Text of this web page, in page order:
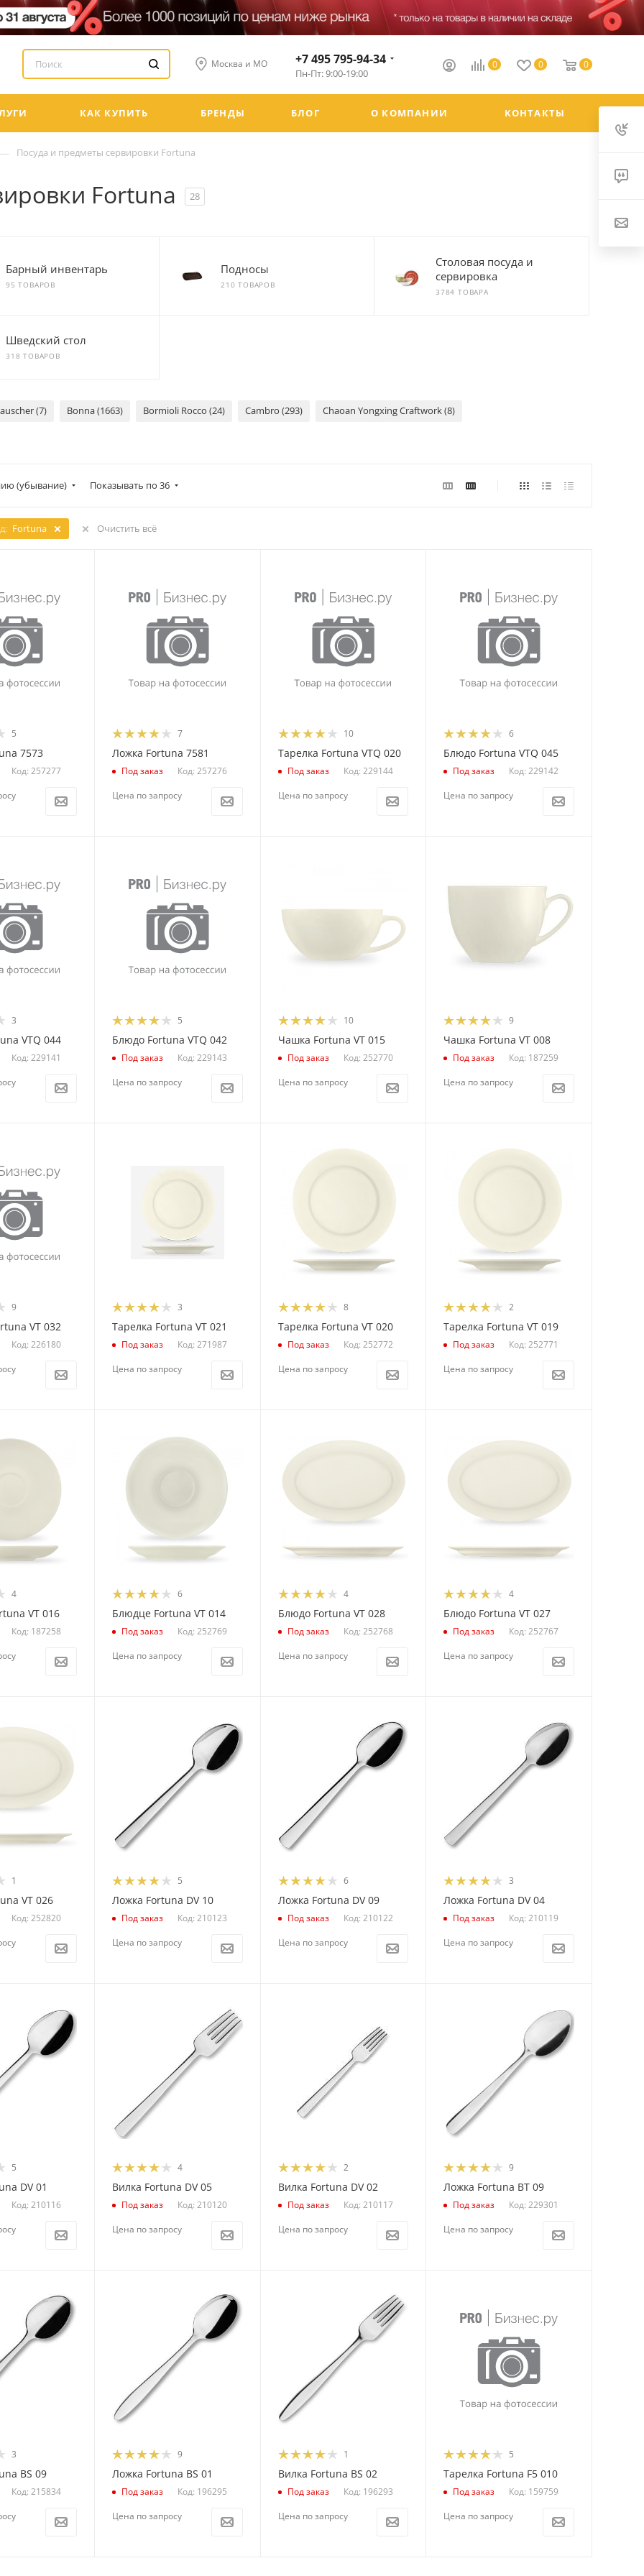
Москва и МО 0 0 0
+7 495 795-94-34
Пн-Пт: 9:00-19:00
КАК КУПИТЬ БРЕНДЫ БЛОГ О КОМПАНИИ КОНТАКТЫ
— Посуда и предметы сервировки Fortuna
Fortuna 28
Барный инвентарь
95 ТОВАРОВ
Подносы
210 ТОВАРОВ
Столовая посуда и
сервировка
3784 ТОВАРА
Шведский стол
318 ТОВАРОВ
(7) Bonna (1663) Bormioli Rocco (24) Cambro (293) Chaoan Yongxing Craftwork (8)
(убывание) Показывать по 36
Fortuna Очистить всё
5
7573
Код: 257277
7
Ложка Fortuna 7581
Под заказ Код: 257276
Цена по запросу
10
Тарелка Fortuna VTQ 020
Под заказ Код: 229144
Цена по запросу
6
Блюдо Fortuna VTQ 045
Под заказ Код: 229142
Цена по запросу
3
VTQ 044
Код: 229141
5
Блюдо Fortuna VTQ 042
Под заказ Код: 229143
Цена по запросу
10
Чашка Fortuna VT 015
Под заказ Код: 252770
Цена по запросу
9
Чашка Fortuna VT 008
Под заказ Код: 187259
Цена по запросу
9
VT 032
Код: 226180
3
Тарелка Fortuna VT 021
Под заказ Код: 271987
Цена по запросу
8
Тарелка Fortuna VT 020
Под заказ Код: 252772
Цена по запросу
2
Тарелка Fortuna VT 019
Под заказ Код: 252771
Цена по запросу
4
VT 016
Код: 187258
6
Блюдце Fortuna VT 014
Под заказ Код: 252769
Цена по запросу
4
Блюдо Fortuna VT 028
Под заказ Код: 252768
Цена по запросу
4
Блюдо Fortuna VT 027
Под заказ Код: 252767
Цена по запросу
1
VT 026
Код: 252820
5
Ложка Fortuna DV 10
Под заказ Код: 210123
Цена по запросу
6
Ложка Fortuna DV 09
Под заказ Код: 210122
Цена по запросу
3
Ложка Fortuna DV 04
Под заказ Код: 210119
Цена по запросу
5
DV 01
Код: 210116
4
Вилка Fortuna DV 05
Под заказ Код: 210120
Цена по запросу
2
Вилка Fortuna DV 02
Под заказ Код: 210117
Цена по запросу
9
Ложка Fortuna BT 09
Под заказ Код: 229301
Цена по запросу
3
BS 09
Код: 215834
9
Ложка Fortuna BS 01
Под заказ Код: 196295
Цена по запросу
1
Вилка Fortuna BS 02
Под заказ Код: 196293
Цена по запросу
5
Тарелка Fortuna F5 010
Под заказ Код: 159759
Цена по запросу